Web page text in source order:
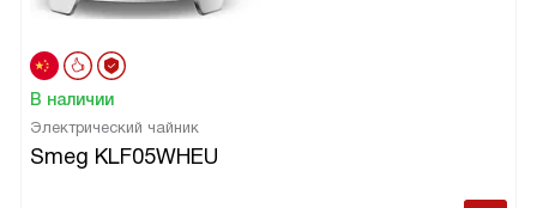
В наличии
Электрический чайник
Smeg KLF05WHEU